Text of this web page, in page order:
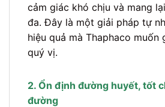
cảm giác khó chịu và mang
đa. Đây là một giải pháp tự
hiệu quả mà Thaphaco muốn
quý vị.
2. Ổn định đường huyết, tốt
đường